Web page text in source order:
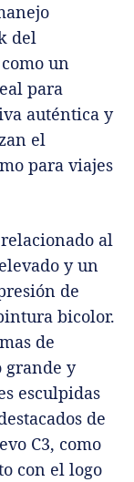
del
un
para
auténtica y
el
para viajes
al
y un
de
bicolor.
de
grande y
esculpidas
de
C3, como
con el logo